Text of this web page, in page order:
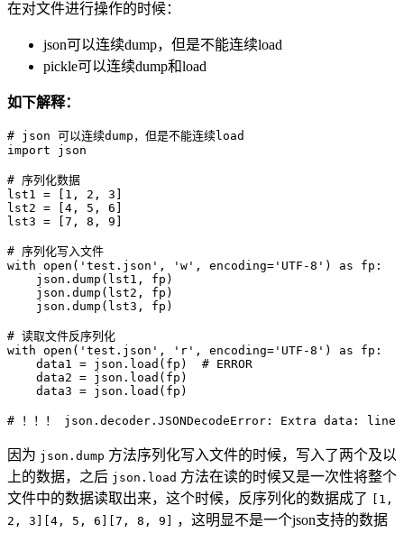
在对文件进行操作的时候：
json可以连续dump，但是不能连续load
pickle可以连续dump和load
如下解释：
# json 可以连续dump，但是不能连续load
import json
# 序列化数据
lst1 = [1, 2, 3]
lst2 = [4, 5, 6]
lst3 = [7, 8, 9]
# 序列化写入文件
with open('test.json', 'w', encoding='UTF-8') as fp:
    json.dump(lst1, fp)
    json.dump(lst2, fp)
    json.dump(lst3, fp)
# 读取文件反序列化
with open('test.json', 'r', encoding='UTF-8') as fp:
    data1 = json.load(fp)  # ERROR
    data2 = json.load(fp)
    data3 = json.load(fp)
因为 json.dump 方法序列化写入文件的时候，写入了两个及以
上的数据，之后 json.load 方法在读的时候又是一次性将整个
文件中的数据读取出来，这个时候，反序列化的数据成了
[1,
2, 3][4, 5, 6][7, 8, 9]
，这明显不是一个json支持的数据